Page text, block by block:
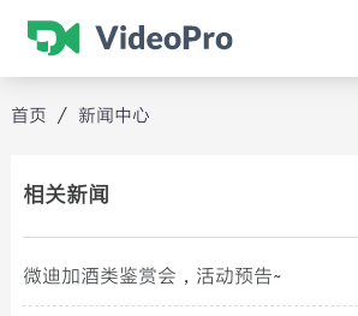
首页 / 新闻中心
相关新闻
微迪加酒类鉴赏会，活动预告~